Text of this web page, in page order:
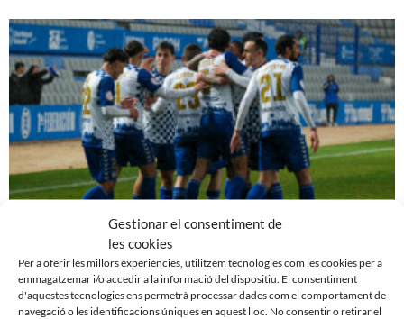
Gestionar el consentiment de
les cookies
Per a oferir les millors experiències, utilitzem tecnologies com les cookies per a
emmagatzemar i/o accedir a la informació del dispositiu. El consentiment
d'aquestes tecnologies ens permetrà processar dades com el comportament de
navegació o les identificacions úniques en aquest lloc. No consentir o retirar el
PRÈVIA | CE SABADELL – CULTURAL LEONESA
9 de març de 2024
Leer más »